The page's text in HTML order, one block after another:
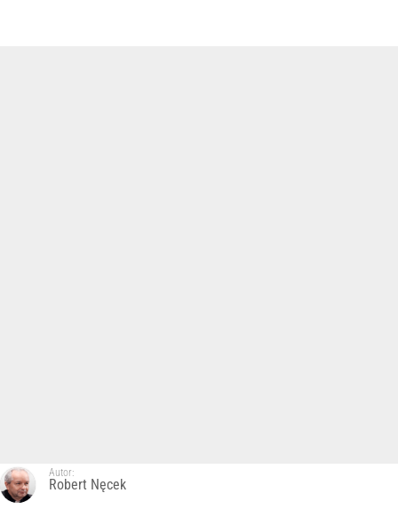
Autor:
Robert Nęcek